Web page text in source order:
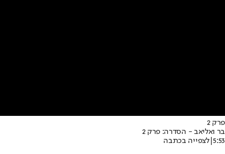
פרק 2
בר ואליאב - הסדרה: פרק 2
5:53
|לצפייה בכתבה